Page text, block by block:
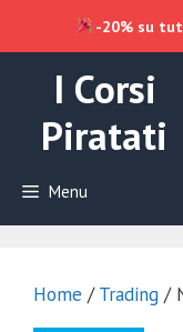
contenuto
I Corsi
Piratati
Menu
Home /Trading /
-20% su